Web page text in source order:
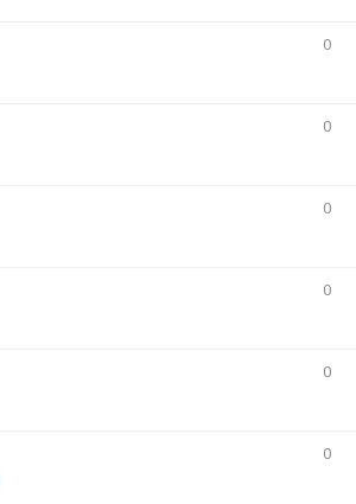
0
0
0
0
0
0